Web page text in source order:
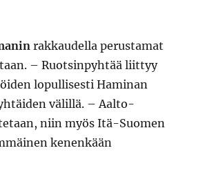
rakkaudella perustamat
– Ruotsinpyhtää liittyy
lopullisesti Haminan
välillä. – Aalto-
niin myös Itä-Suomen
kenenkään